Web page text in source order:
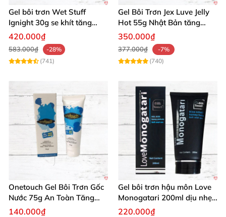
đáng nằm trong bộ sưu tập riêng tư của bạn! 🌟
Mua ngay Lube Wicked Toy Love 100mlđể sở hữu
khoái lạc đỉnh cao hôm nay! Đừng chần chừ, thêm
vào giỏ hàng và cảm nhận sự khác biệt ngay thôi! 🛒
Gel bôi trơn Wet Stuff
Ignight 30g se khít tăng
khoái cảm nữ hiệu quả
420.000₫
583.000₫
-28%
(741)
Gel Bôi Trơn Jex Luve Jelly
Hot 55g Nhật Bản tăng
khoái cảm nữ dễ sử dụng
350.000₫
377.000₫
-7%
(740)
Onetouch Gel Bôi Trơn Gốc
Nước 75g An Toàn Tăng
Khoái Cảm
140.000₫
Gel bôi trơn hậu môn Love
Monogatari 200ml dịu nhẹ,
an toàn
220.000₫